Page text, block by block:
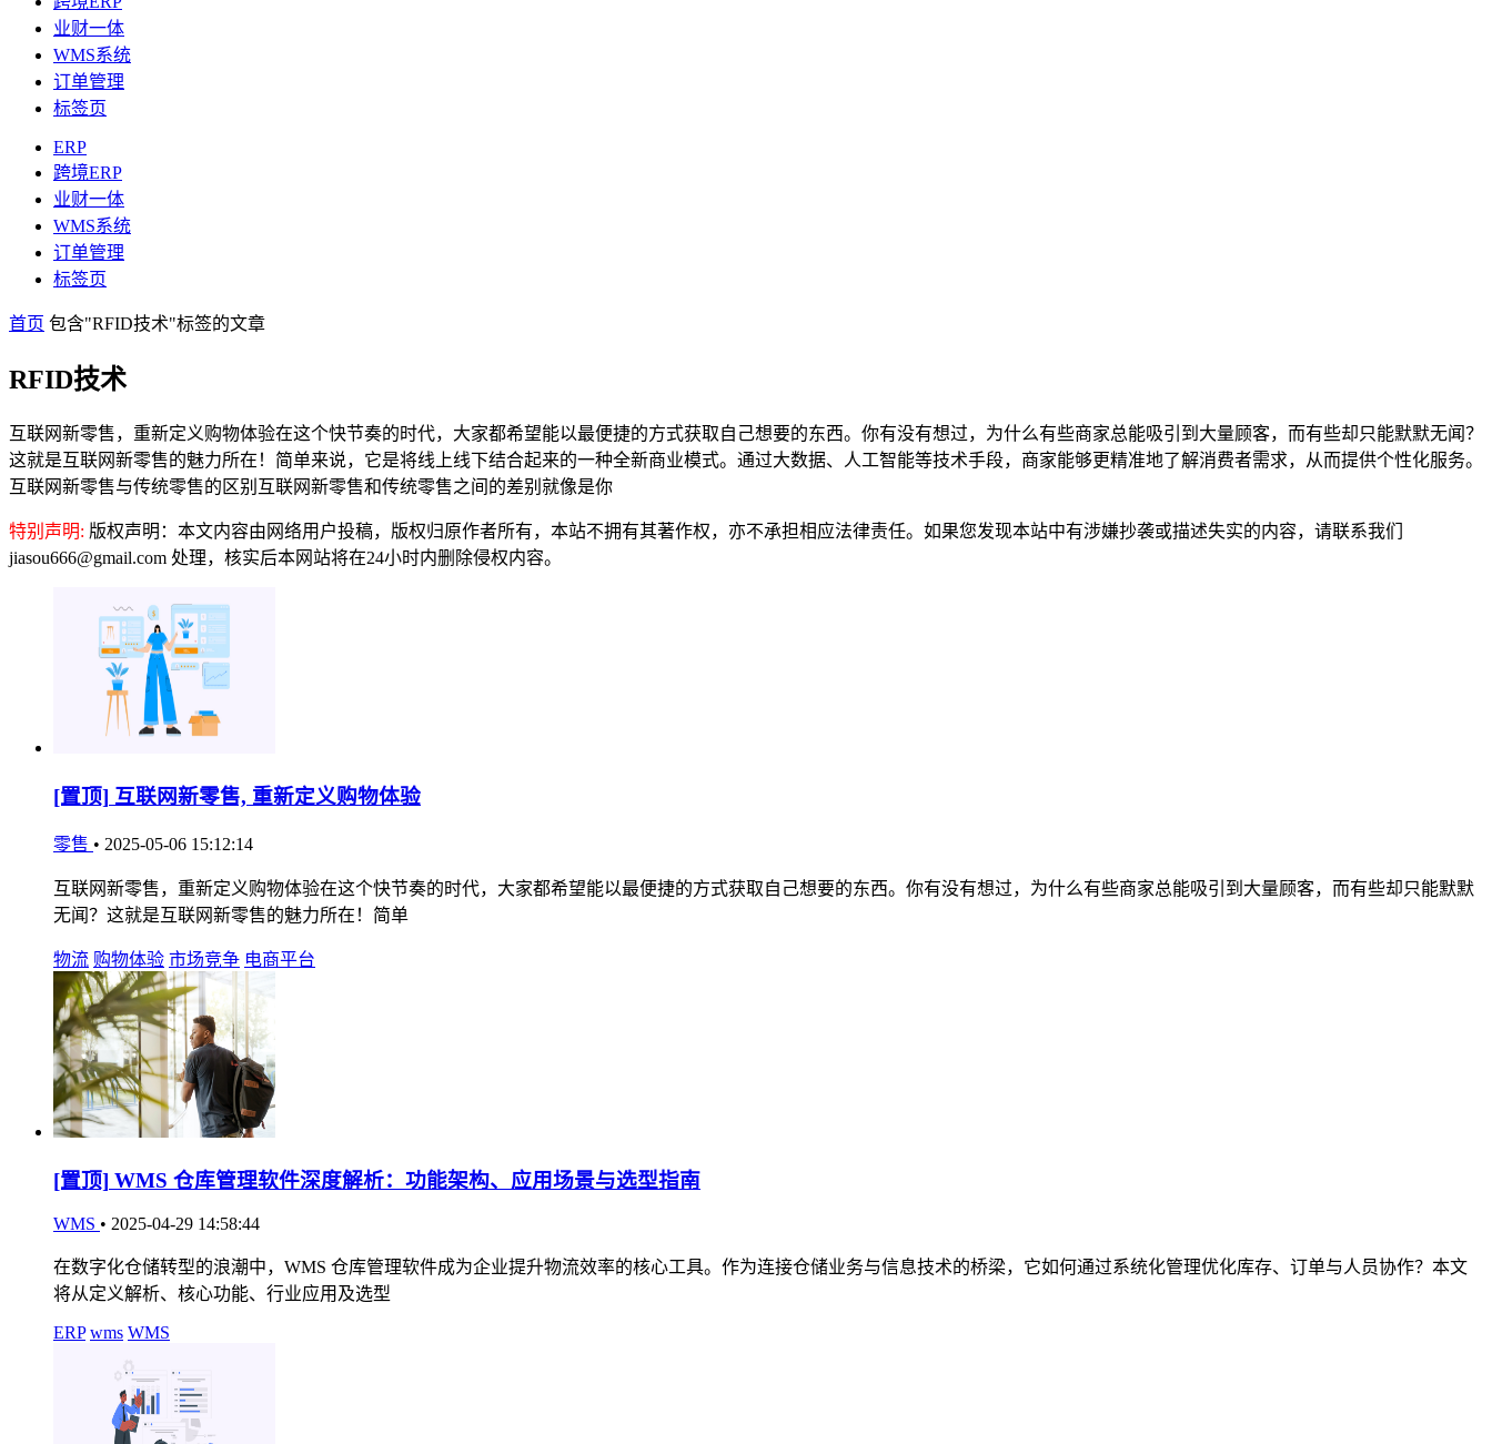
业财一体
WMS系统
订单管理
标签页
ERP
跨境ERP
业财一体
WMS系统
订单管理
标签页
首页 包含"RFID技术"标签的文章
RFID技术
互联网新零售，重新定义购物体验在这个快节奏的时代，大家都希望能以最便捷的方式获取自己想要的东西。你有没有想过，为什么有些商家总能吸引到大量顾客，而有些却只能默默无闻？
这就是互联网新零售的魅力所在！简单来说，它是将线上线下结合起来的一种全新商业模式。通过大数据、人工智能等技术手段，商家能够更精准地了解消费者需求，从而提供个性化服务。
互联网新零售与传统零售的区别互联网新零售和传统零售之间的差别就像是你
特别声明: 版权声明：本文内容由网络用户投稿，版权归原作者所有，本站不拥有其著作权，亦不承担相应法律责任。如果您发现本站中有涉嫌抄袭或描述失实的内容，请联系我们
jiasou666@gmail.com 处理，核实后本网站将在24小时内删除侵权内容。
[置顶] 互联网新零售, 重新定义购物体验
零售 • 2025-05-06 15:12:14
互联网新零售，重新定义购物体验在这个快节奏的时代，大家都希望能以最便捷的方式获取自己想要的东西。你有没有想过，为什么有些商家总能吸引到大量顾客，而有些却只能默默
无闻？这就是互联网新零售的魅力所在！简单
物流 购物体验 市场竞争 电商平台
[置顶] WMS 仓库管理软件深度解析：功能架构、应用场景与选型指南
WMS • 2025-04-29 14:58:44
在数字化仓储转型的浪潮中，WMS 仓库管理软件成为企业提升物流效率的核心工具。作为连接仓储业务与信息技术的桥梁，它如何通过系统化管理优化库存、订单与人员协作？本文
将从定义解析、核心功能、行业应用及选型
ERP wms WMS